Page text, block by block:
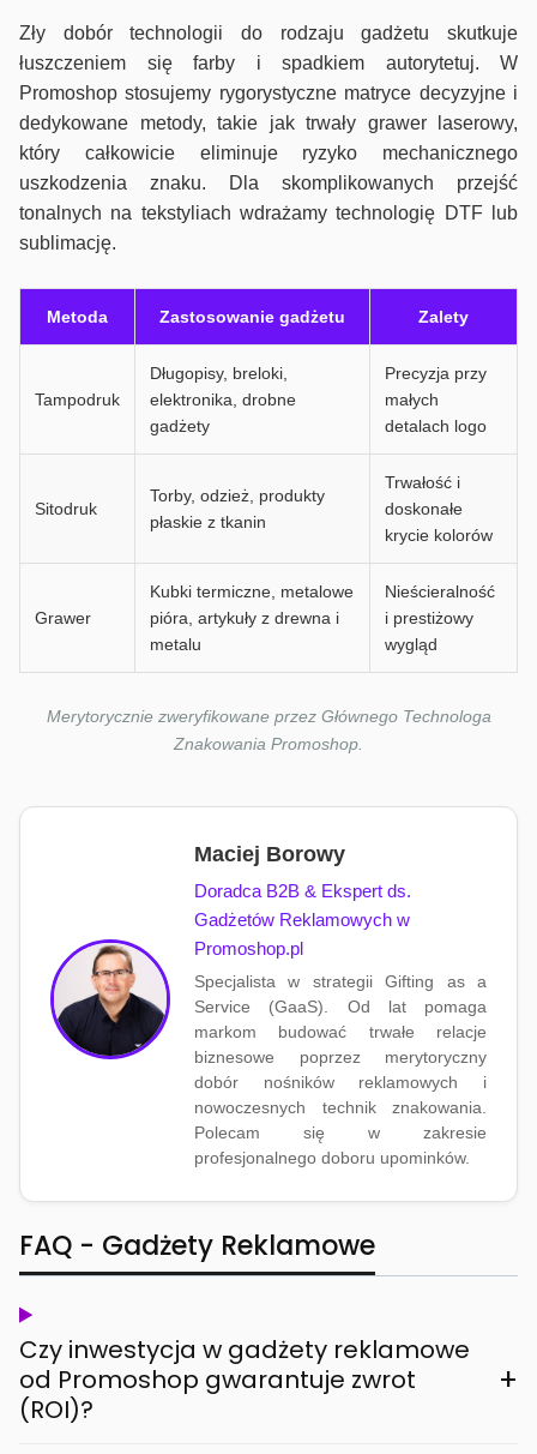
Zły dobór technologii do rodzaju gadżetu skutkuje
łuszczeniem się farby i spadkiem autorytetuj. W
Promoshop stosujemy rygorystyczne matryce decyzyjne i
dedykowane metody, takie jak trwały grawer laserowy,
który całkowicie eliminuje ryzyko mechanicznego
uszkodzenia znaku. Dla skomplikowanych przejść
tonalnych na tekstyliach wdrażamy technologię DTF lub
sublimację.
Metoda Zastosowanie gadżetu Zalety
Tampodruk
Długopisy, breloki,
elektronika, drobne
gadżety
Precyzja przy
małych
detalach logo
Sitodruk
Torby, odzież, produkty
płaskie z tkanin
Trwałość i
doskonałe
krycie kolorów
Grawer
Kubki termiczne, metalowe
pióra, artykuły z drewna i
metalu
Nieścieralność
i prestiżowy
wygląd
Merytorycznie zweryfikowane przez Głównego Technologa
Znakowania Promoshop.
Maciej Borowy
Doradca B2B & Ekspert ds.
Gadżetów Reklamowych w
Promoshop.pl
Specjalista w strategii Gifting as a
Service (GaaS). Od lat pomaga
markom budować trwałe relacje
biznesowe poprzez merytoryczny
dobór nośników reklamowych i
nowoczesnych technik znakowania.
Polecam się w zakresie
profesjonalnego doboru upominków.
FAQ - Gadżety Reklamowe
Czy inwestycja w gadżety reklamowe
od Promoshop gwarantuje zwrot
(ROI)?
+